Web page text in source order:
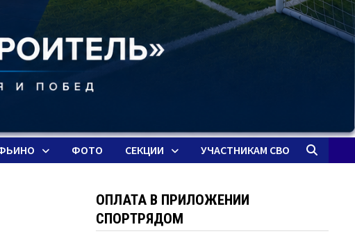
ФОТО СЕКЦИИ УЧАСТНИКАМ СВО
ОПЛАТА В ПРИЛОЖЕНИИ
СПОРТРЯДОМ